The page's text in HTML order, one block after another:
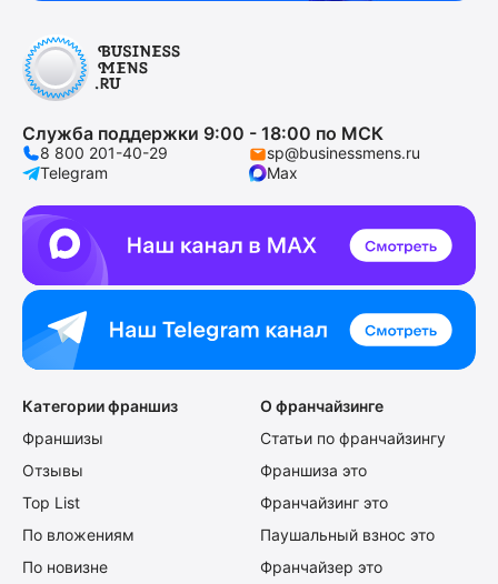
Служба поддержки 9:00 - 18:00 по МСК
8 800 201-40-29
sp@businessmens.ru
Telegram
Max
Категории франшиз
Франшизы
Отзывы
Top List
По вложениям
По новизне
О франчайзинге
Статьи по франчайзингу
Франшиза это
Франчайзинг это
Паушальный взнос это
Франчайзер это